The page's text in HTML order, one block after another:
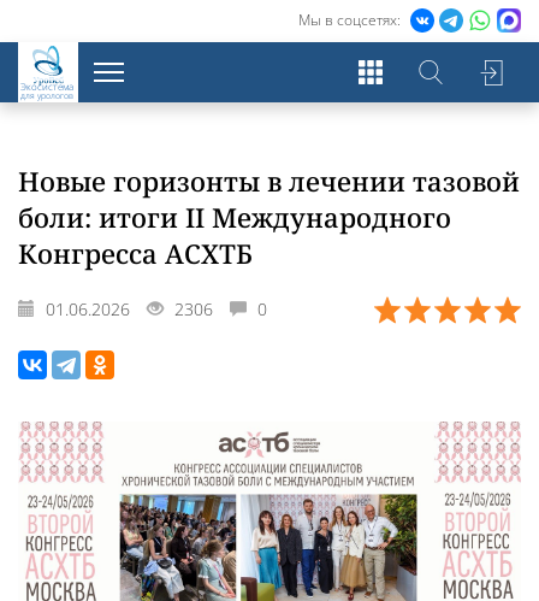
Мы в соцсетях:
Экосистема
для урологов
Новые горизонты в лечении тазовой
боли: итоги II Международного
Конгресса АСХТБ
01.06.2026 2306 0